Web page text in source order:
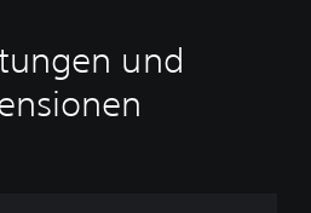
und